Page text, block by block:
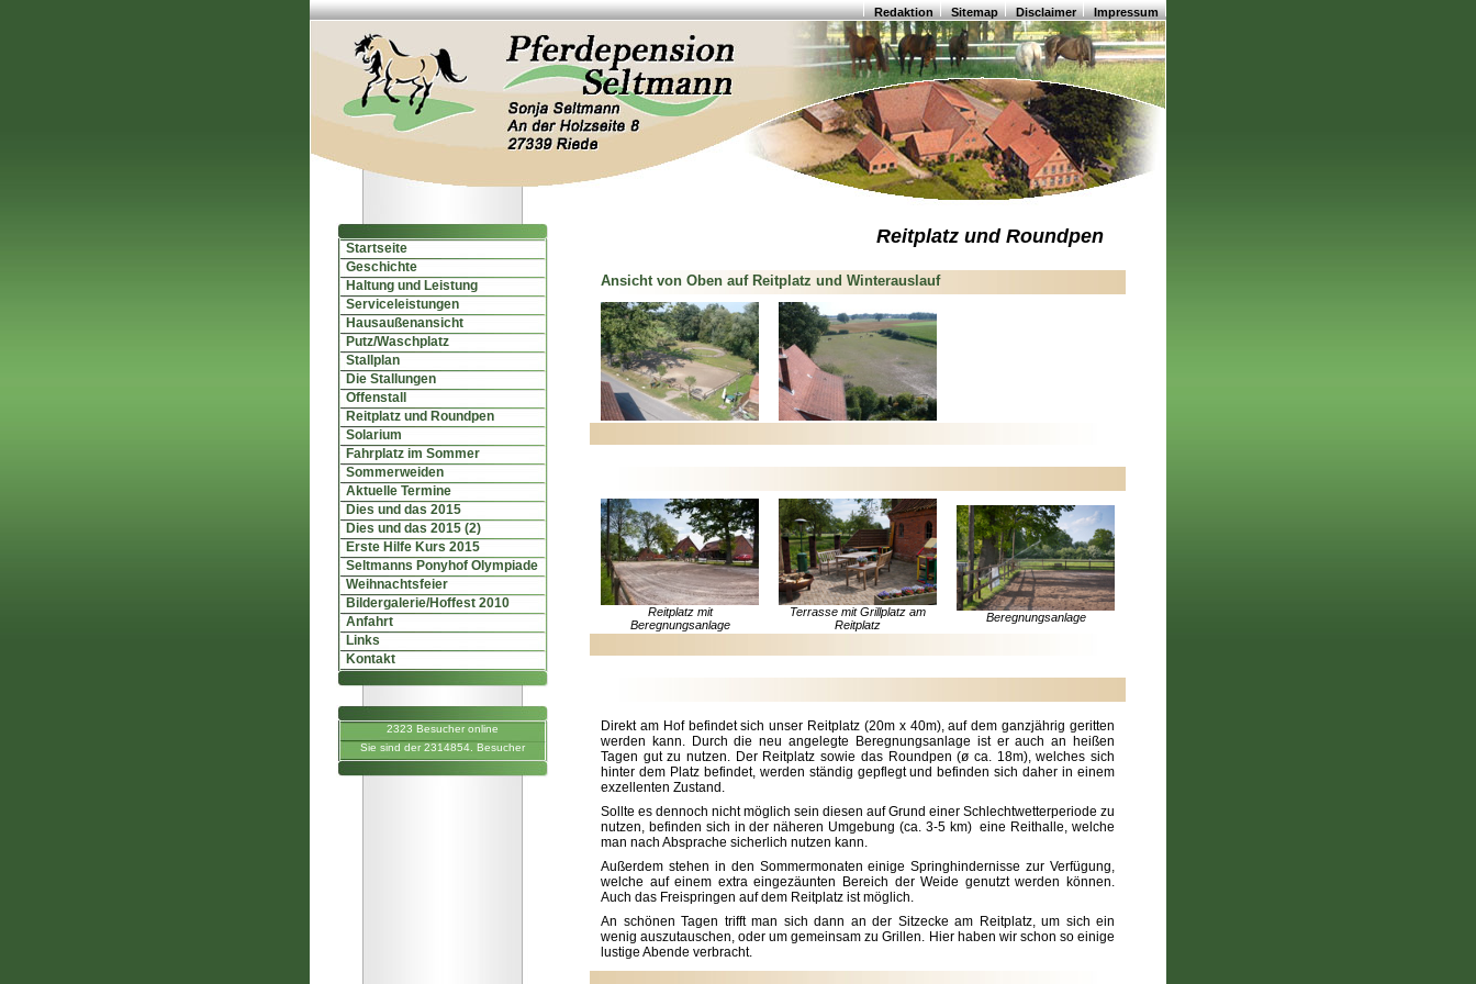
Redaktion Sitemap Disclaimer Impressum
Startseite
Geschichte
Haltung und Leistung
Serviceleistungen
Hausaußenansicht
Putz/Waschplatz
Stallplan
Die Stallungen
Offenstall
Reitplatz und Roundpen
Solarium
Fahrplatz im Sommer
Sommerweiden
Aktuelle Termine
Dies und das 2015
Dies und das 2015 (2)
Erste Hilfe Kurs 2015
Seltmanns Ponyhof Olympiade
Weihnachtsfeier
Bildergalerie/Hoffest 2010
Anfahrt
Links
Kontakt
2323 Besucher online
Sie sind der 2314854. Besucher
Reitplatz und Roundpen
Ansicht von Oben auf Reitplatz und Winterauslauf
Reitplatz mit
Beregnungsanlage
Terrasse mit Grillplatz am
Reitplatz
Beregnungsanlage
Direkt am Hof befindet sich unser Reitplatz (20m x 40m), auf dem ganzjährig geritten
werden kann. Durch die neu angelegte Beregnungsanlage ist er auch an heißen
Tagen gut zu nutzen. Der Reitplatz sowie das Roundpen (ø ca. 18m), welches sich
hinter dem Platz befindet, werden ständig gepflegt und befinden sich daher in einem
exzellenten Zustand.
Sollte es dennoch nicht möglich sein diesen auf Grund einer Schlechtwetterperiode zu
nutzen, befinden sich in der näheren Umgebung (ca. 3-5 km) eine Reithalle, welche
man nach Absprache sicherlich nutzen kann.
Außerdem stehen in den Sommermonaten einige Springhindernisse zur Verfügung,
welche auf einem extra eingezäunten Bereich der Weide genutzt werden können.
Auch das Freispringen auf dem Reitplatz ist möglich.
An schönen Tagen trifft man sich dann an der Sitzecke am Reitplatz, um sich ein
wenig auszutauschen, oder um gemeinsam zu Grillen. Hier haben wir schon so einige
lustige Abende verbracht.